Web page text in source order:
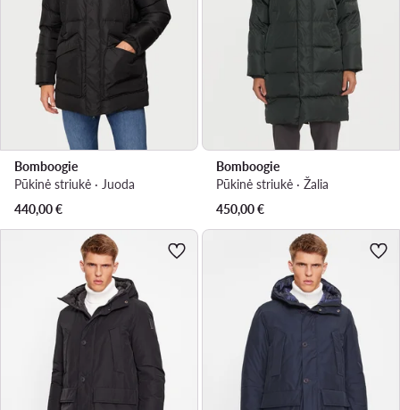
Bomboogie
Pūkinė striukė · Juoda
440,00€
Bomboogie
Pūkinė striukė · Žalia
450,00€